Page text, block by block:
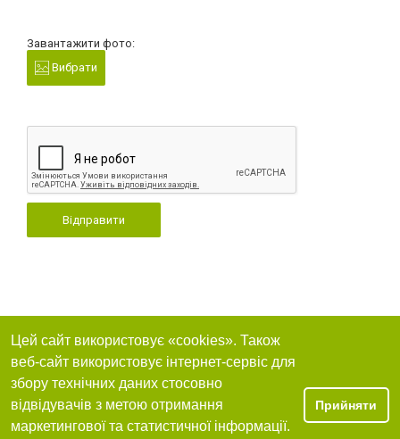
Завантажити фото:
Вибрати
Відправити
Цей сайт використовує «cookies». Також
веб-сайт використовує інтернет-сервіс для
збору технічних даних стосовно
відвідувачів з метою отримання
маркетингової та статистичної інформації.
Прийняти